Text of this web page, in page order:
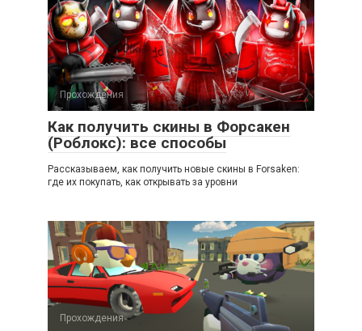
Прохождения
Как получить скины в Форсакен
(Роблокс): все способы
Рассказываем, как получить новые скины в Forsaken:
где их покупать, как открывать за уровни
Прохождения